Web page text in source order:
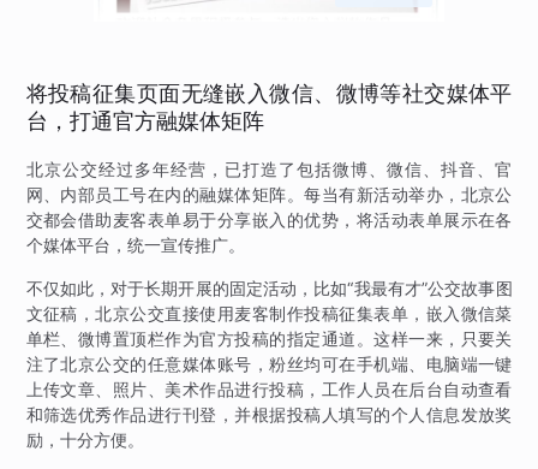
将投稿征集页面无缝嵌入微信、微博等社交媒体平
台，打通官方融媒体矩阵
北京公交经过多年经营，已打造了包括微博、微信、抖音、官
网、内部员工号在内的融媒体矩阵。每当有新活动举办，北京公
交都会借助麦客表单易于分享嵌入的优势，将活动表单展示在各
个媒体平台，统一宣传推广。
不仅如此，对于长期开展的固定活动，比如“我最有才”公交故事图
文征稿，北京公交直接使用麦客制作投稿征集表单，嵌入微信菜
单栏、微博置顶栏作为官方投稿的指定通道。这样一来，只要关
注了北京公交的任意媒体账号，粉丝均可在手机端、电脑端一键
上传文章、照片、美术作品进行投稿，工作人员在后台自动查看
和筛选优秀作品进行刊登，并根据投稿人填写的个人信息发放奖
励，十分方便。